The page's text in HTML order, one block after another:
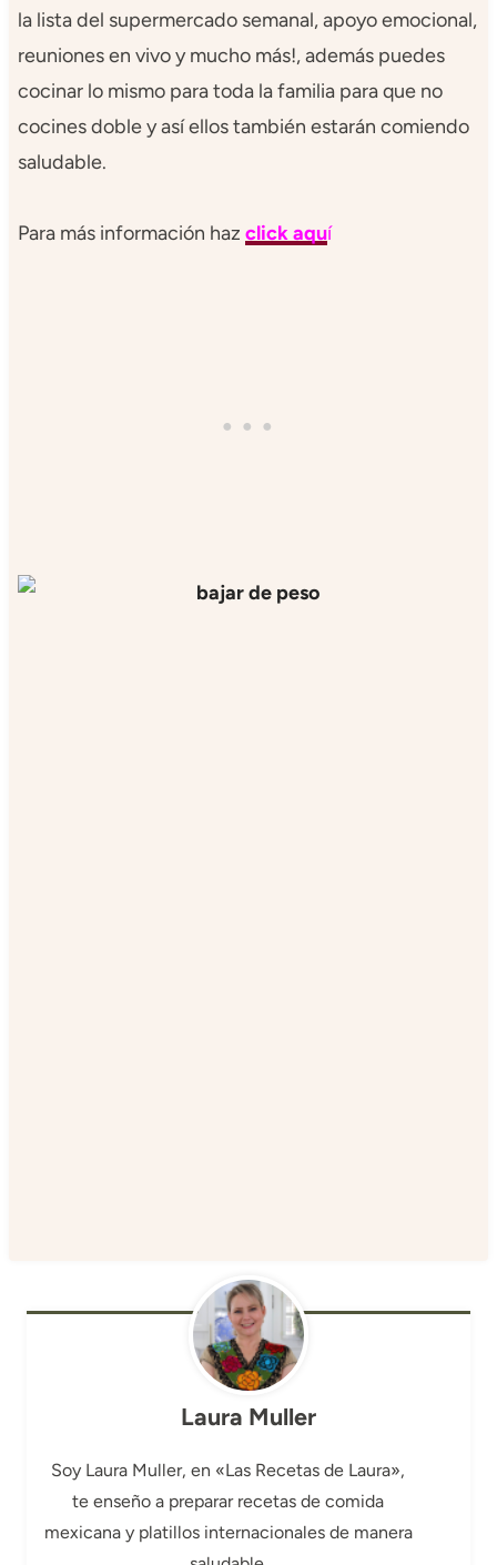
la lista del supermercado semanal, apoyo emocional,
reuniones en vivo y mucho más!, además puedes
cocinar lo mismo para toda la familia para que no
cocines doble y así ellos también estarán comiendo
saludable.
Para más información haz click aquí
Laura Muller
Soy Laura Muller, en «Las Recetas de Laura»,
te enseño a preparar recetas de comida
mexicana y platillos internacionales de manera